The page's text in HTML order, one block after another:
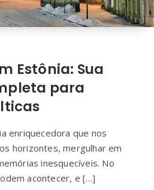
Estônia: Sua
para
enriquecedora que nos
horizontes, mergulhar em
inesquecíveis. No
acontecer, e […]